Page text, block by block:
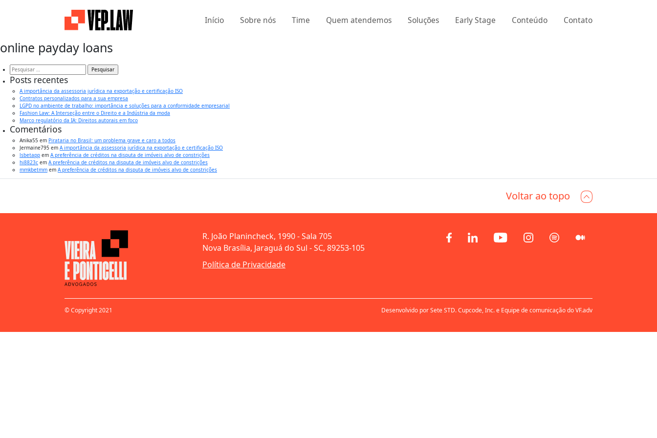
Início Sobre nós Time Quem atendemos Soluções Early Stage Conteúdo Contato
online payday loans
Pesquisar
por:
Posts recentes
A importância da assessoria jurídica na exportação e certificação ISO
Contratos personalizados para a sua empresa
LGPD no ambiente de trabalho: importância e soluções para a conformidade empresarial
Fashion Law: A Interseção entre o Direito e a Indústria da moda
Marco regulatório da IA: Direitos autorais em foco
Comentários
Anika55 em Pirataria no Brasil: um problema grave e caro a todos
Jermaine795 em A importância da assessoria jurídica na exportação e certificação ISO
lsbetapp em A preferência de créditos na disputa de imóveis alvo de constrições
hi8823c em A preferência de créditos na disputa de imóveis alvo de constrições
mmkbetmm em A preferência de créditos na disputa de imóveis alvo de constrições
Voltar ao topo
R. João Planincheck, 1990 - Sala 705
Nova Brasília, Jaraguá do Sul - SC, 89253-105
Política de Privacidade
© Copyright 2021 Desenvolvido por Sete STD. Cupcode, Inc. e Equipe de comunicação do VF.adv